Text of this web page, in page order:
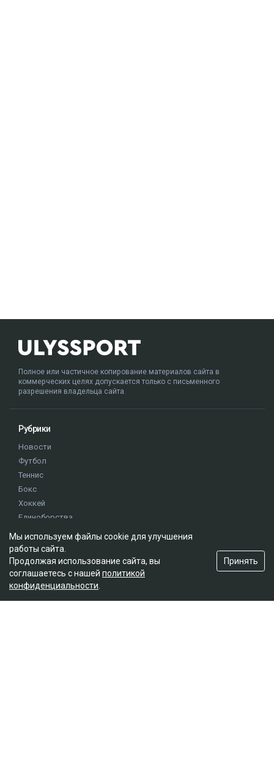
Полное или частичное копирование материалов сайта в
коммерческих целях допускается только с письменного
разрешения владельца сайта.
Рубрики
Новости
Футбол
Теннис
Бокс
Хоккей
Единоборства
Олимпиада
Редакция
О проекте
Мы используем файлы cookie для улучшения
работы сайта.
Продолжая использование сайта, вы
соглашаетесь с нашей политикой
конфиденциальности
Принять